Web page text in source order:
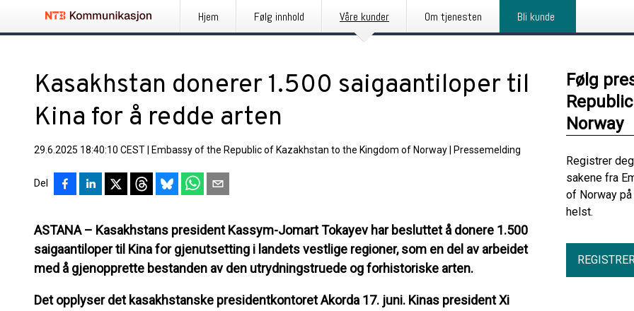
Hjem Følg innhold Våre kunder Om tjenesten Bli kunde
Kasakhstan donerer 1.500 saigaantiloper til
Kina for å redde arten
29.6.2025 18:40:10 CEST Embassy of the Republic of Kazakhstan to the Kingdom of Norway Pressemelding
Del
ASTANA – Kasakhstans president Kassym-Jomart Tokayev har besluttet å donere 1.500
saigaantiloper til Kina for gjenutsetting i landets vestlige regioner, som en del av arbeidet
med å gjenopprette bestanden av den utrydningstruede og forhistoriske arten.
Det opplyser det kasakhstanske presidentkontoret Akorda 17. juni. Kinas president Xi
Følg
Norway
Registrer
sakene fra
of Norway
helst.